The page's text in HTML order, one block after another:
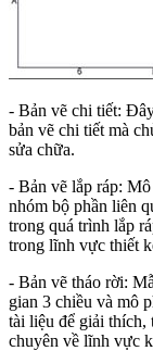
- Bản vẽ chi tiết:
bản vẽ chi tiết mà
sửa chữa.
- Bản vẽ lắp ráp:
nhóm bộ phần liên
trong quá trình lắp
trong lĩnh vực thiết
- Bản vẽ tháo rời:
gian 3 chiều và mô
tài liệu để giải
chuyên về lĩnh vực